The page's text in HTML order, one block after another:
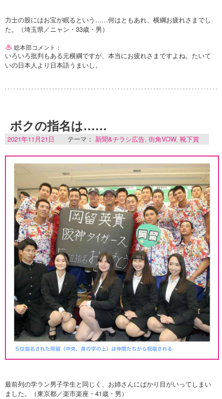
力士の股にはお宝が眠るという……何はともあれ、横綱お疲れさまでし
た。（埼玉県／ニャン・33歳・男）
総本部コメント：
いろいろ批判もある元横綱ですが、本当にお疲れさまですよね。たいて
いの日本人より日本語うまいし。
ボクの指名は……
2021年11月21日 テーマ： 新聞&チラシ広告, 街角VOW, 靴下賞
最前列の学ラン男子学生と同じく、お姉さんにばかり目がいってしまい
ました。（東京都／楽市楽座・41歳・男）